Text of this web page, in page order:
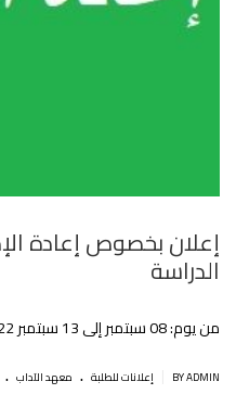
إعلان بخصوص إعادة
الدراسة
من يوم: 08 سبتمبر إلى 13 سبتمبر 2022م
BY ADMIN إعلانات للطلبة . معهد الآداب .